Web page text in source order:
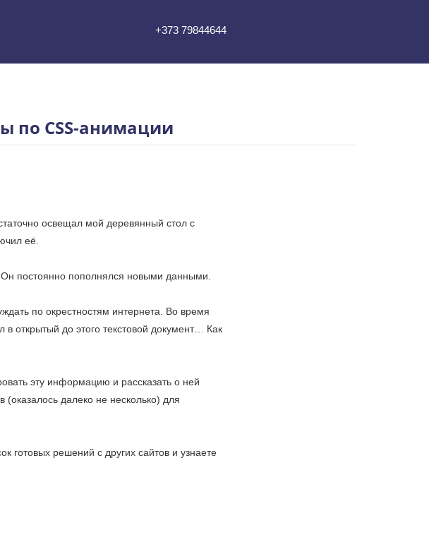
+373 79844644
по CSS-анимации
освещал мой деревянный стол с
её.
Он постоянно пополнялся новыми данными.
по окрестностям интернета. Во время
открытый до этого текстовой документ… Как
эту информацию и рассказать о ней
(оказалось далеко не несколько) для
готовых решений с других сайтов и узнаете